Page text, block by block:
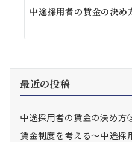
中途採用者の賃金の決
最近の投稿
中途採用者の賃金の決め
賃金制度を考える～中途